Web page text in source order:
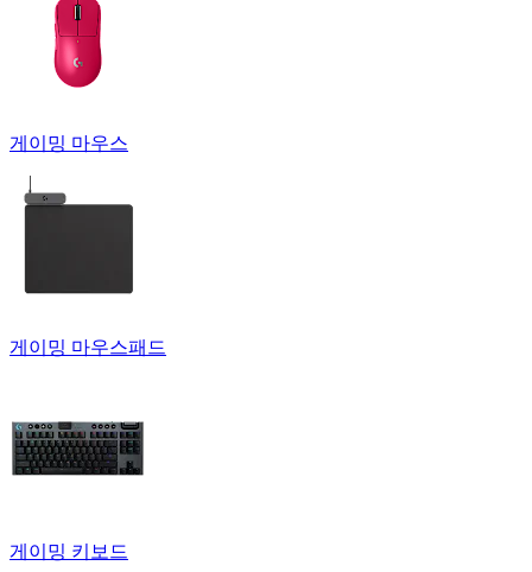
게이밍 마우스
게이밍 마우스패드
게이밍 키보드